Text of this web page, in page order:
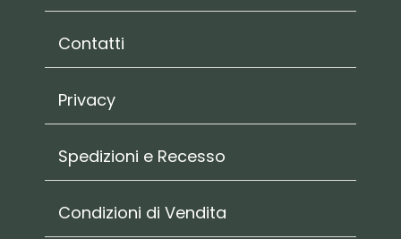
Contatti
Privacy
Spedizioni e Recesso
Condizioni di Vendita